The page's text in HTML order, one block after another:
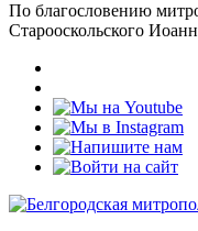
По благословению
Старооскольского